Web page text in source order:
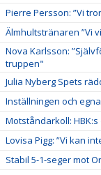
Pierre Persson: ”Vi
Älmhultstränaren ”Vi
Nova Karlsson:
truppen"
Julia Nyberg Spets
Inställningen och
Motståndarkoll:
Lovisa Pigg: ”Vi kan
Stabil 5-1-seger mot